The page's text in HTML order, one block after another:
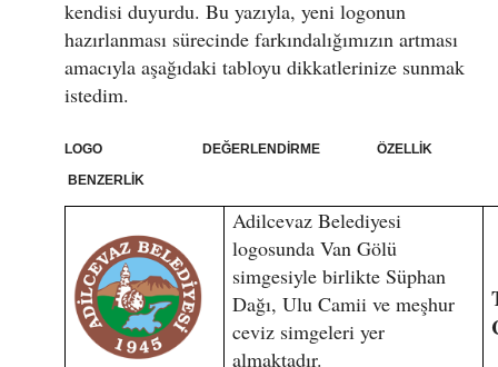
kendisi duyurdu. Bu yazıyla, yeni logonun
hazırlanması sürecinde farkındalığımızın artması
amacıyla aşağıdaki tabloyu dikkatlerinize sunmak
istedim.
LOGO DEĞERLENDİRME ÖZELLİK
BENZERLİK
Adilcevaz Belediyesi
logosunda Van Gölü
simgesiyle birlikte Süphan
Dağı, Ulu Camii ve meşhur
ceviz simgeleri yer
almaktadır.